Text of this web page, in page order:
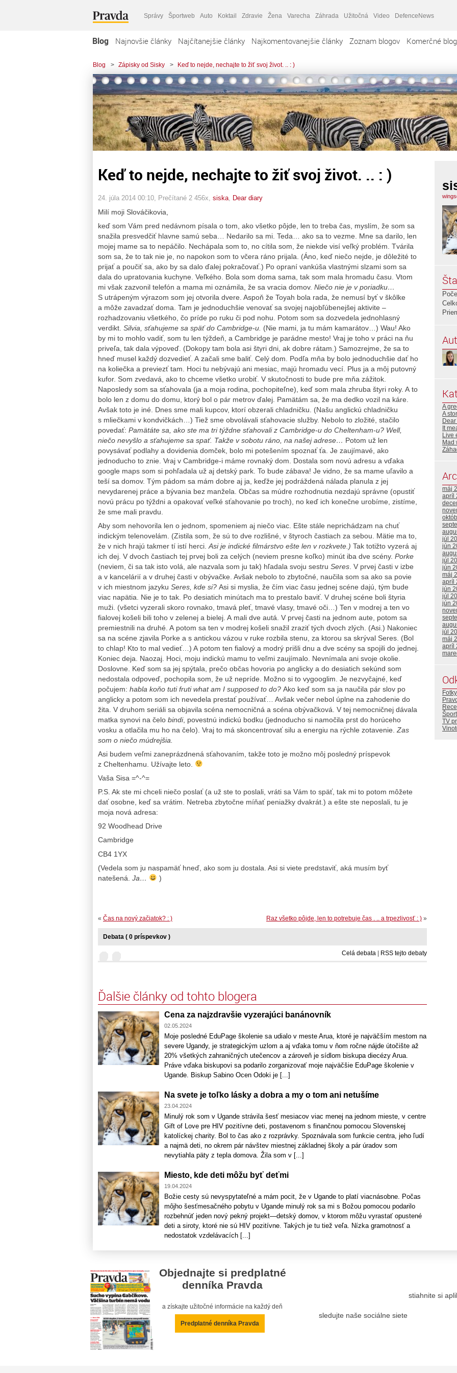
Správy Športweb Auto Koktail Zdravie Žena Varecha Záhrada Užitočná Video DefenceNews
Blog Najnovšie články Najčítanejšie články Najkomentovanejšie články Zoznam blogov Komerčné
Blog > Zápisky od Sisky > Keď to nejde, nechajte to žiť svoj život. .. : )
Keď to nejde, nechajte to žiť svoj život. .. : )
24. júla 2014 00:10 , Prečítané 2 456x, siska Dear diary
Milí moji Slováčikovia,
keď som Vám pred nedávnom písala o tom, ako všetko pôjde, len to treba čas, myslím, že som sa
snažila presvedčiť hlavne samú seba… Nedarilo sa mi. Teda… ako sa to vezme. Mne sa darilo, len
mojej mame sa to nepáčilo. Nechápala som to, no cítila som, že niekde visí veľký problém. Tvárila
som sa, že to tak nie je, no napokon som to včera ráno prijala. (Áno, keď niečo nejde, je dôležité to
prijať a poučiť sa, ako by sa dalo ďalej pokračovať.) Po opraní vankúša vlastnými slzami som sa
dala do upratovania kuchyne. Veľkého. Bola som doma sama, tak som mala hromadu času. Vtom
mi však zazvonil telefón a mama mi oznámila, že sa vracia domov. Niečo nie je v poriadku…
S utrápeným výrazom som jej otvorila dvere. Aspoň že Toyah bola rada, že nemusí byť v škôlke
a môže zavadzať doma. Tam je jednoduchšie venovať sa svojej najobľúbenejšej aktivite –
rozhadzovaniu všetkého, čo príde po ruku či pod nohu. Potom som sa dozvedela jednohlasný
verdikt. Silvia, sťahujeme sa späť do Cambridge-u. (Nie mami, ja tu mám kamarátov…) Wau! Ako
by mi to mohlo vadiť, som tu len týždeň, a Cambridge je parádne mesto! Vraj je toho v práci na ňu
priveľa, tak dala výpoveď. (Dokopy tam bola asi štyri dni, ak dobre rátam.) Samozrejme, že sa to
hneď musel každý dozvedieť. A začali sme baliť. Celý dom. Podľa mňa by bolo jednoduchšie dať ho
na koliečka a previezť tam. Hoci tu nebývajú ani mesiac, majú hromadu vecí. Plus ja a môj putovný
kufor. Som zvedavá, ako to chceme všetko urobiť. V skutočnosti to bude pre mňa zážitok.
Naposledy som sa sťahovala (ja a moja rodina, pochopiteľne), keď som mala zhruba štyri roky. A to
bolo len z domu do domu, ktorý bol o pár metrov ďalej. Pamätám sa, že ma dedko vozil na káre.
Avšak toto je iné. Dnes sme mali kupcov, ktorí obzerali chladničku. (Našu anglickú chladničku
s mliečkami v kondvičkách…) Tiež sme obvolávali sťahovacie služby. Nebolo to zložité, stačilo
povedať: Pamätáte sa, ako ste ma tri týždne sťahovali z Cambridge-u do Cheltenham-u? Well,
niečo nevyšlo a sťahujeme sa spať. Takže v sobotu ráno, na našej adrese… Potom už len
povysávať podlahy a dovidenia domček, bolo mi potešením spoznať ťa. Je zaujímavé, ako
jednoducho to znie. Vraj v Cambridge-i máme rovnaký dom. Dostala som novú adresu a vďaka
google maps som si pohľadala už aj detský park. To bude zábava! Je vidno, že sa mame uľavilo a
teší sa domov. Tým pádom sa mám dobre aj ja, keďže jej podráždená nálada planula z jej
nevydarenej práce a bývania bez manžela. Občas sa múdre rozhodnutia nezdajú správne (opustiť
novú prácu po týždni a opakovať veľké sťahovanie po troch), no keď ich konečne urobíme, zistíme,
že sme mali pravdu.
Aby som nehovorila len o jednom, spomeniem aj niečo viac. Ešte stále neprichádzam na chuť
indickým telenovelám. (Zistila som, že sú to dve rozlišné, v štyroch častiach za sebou. Mätie ma to,
že v nich hrajú takmer tí istí herci. Asi je indické filmárstvo ešte len v rozkvete.) Tak totižto vyzerá aj
ich dej. V dvoch častiach tej prvej boli za celých (neviem presne koľko) minút iba dve scény. Porke
(neviem, či sa tak isto volá, ale nazvala som ju tak) hľadala svoju sestru Seres . V prvej časti v izbe
a v kancelárií a v druhej časti v obývačke. Avšak nebolo to zbytočné, naučila som sa ako sa povie
v ich miestnom jazyku Seres, kde si? Asi si myslia, že čím viac času jednej scéne dajú, tým bude
viac napätia. Nie je to tak. Po desiatich minútach ma to prestalo baviť. V druhej scéne boli štyria
muži. (všetci vyzerali skoro rovnako, tmavá pleť, tmavé vlasy, tmavé oči…) Ten v modrej a ten vo
fialovej košeli bili toho v zelenej a bielej. A mali dve autá. V prvej časti na jednom aute, potom sa
premiestnili na druhé. A potom sa ten v modrej košeli snažil zraziť tých dvoch zlých. (Asi.) Nakoniec
sa na scéne zjavila Porke a s antickou vázou v ruke rozbila stenu, za ktorou sa skrýval Seres. (Bol
to chlap! Kto to mal vedieť…) A potom ten fialový a modrý prišli dnu a dve scény sa spojili do jednej.
Koniec deja. Naozaj. Hoci, moju indickú mamu to veľmi zaujímalo. Nevnímala ani svoje okolie.
Doslovne. Keď som sa jej spýtala, prečo občas hovoria po anglicky a do desiatich sekúnd som
nedostala odpoveď, pochopila som, že už nepríde. Možno si to vygooglim. Je nezvyčajné, keď
počujem: habla koňo tuti fruti what am I supposed to do? Ako keď som sa ja naučila pár slov po
anglicky a potom som ich nevedela prestať používať… Avšak večer nebol úplne na zahodenie do
žita. V druhom seriáli sa objavila scéna nemocničná a scéna obývačková. V tej nemocničnej dávala
matka synovi na čelo bindi, povestnú indickú bodku (jednoducho si namočila prst do horúceho
vosku a otlačila mu ho na čelo). Vraj to má skoncentrovať silu a energiu na rýchle zotavenie. Zas
som o niečo múdrejšia.
Asi budem veľmi zaneprázdnená sťahovaním, takže toto je možno môj posledný príspevok
z Cheltenhamu. Užívajte leto.
Vaša Sisa =^-^=
P.S. Ak ste mi chceli niečo poslať (a už ste to poslali, vráti sa Vám to späť, tak mi to potom môžete
dať osobne, keď sa vrátim. Netreba zbytočne míňať peniažky dvakrát.) a ešte ste neposlali, tu je
moja nová adresa:
92 Woodhead Drive
Cambridge
CB4 1YX
(Vedela som ju naspamäť hneď, ako som ju dostala. Asi si viete predstaviť, aká musím byť
natešená. Ja… )
Raz všetko pôjde, len to potrebuje čas . .. a trpezlivosť : ) »
« Čas na nový začiatok? : )
Debata ( 0 príspevkov )
Celá debata RSS tejto debaty
Ďalšie články od tohto blogera
Cena za najzdravšie vyzerajúci banánovník
02.05.2024
Moje posledné EduPage školenie sa udialo v meste Arua, ktoré je najväčším mestom na
severe Ugandy, je strategickým uzlom a aj vďaka tomu v ňom ročne nájde útočište až
20% všetkých zahraničných utečencov a zároveň je sídlom biskupa diecézy Arua.
Práve vďaka biskupovi sa podarilo zorganizovať moje najväčšie EduPage školenie v
Ugande. Biskup Sabino Ocen Odoki je [...]
Na svete je toľko lásky a dobra a my o tom ani netušíme
23.04.2024
Minulý rok som v Ugande strávila šesť mesiacov viac menej na jednom mieste, v centre
Gift of Love pre HIV pozitívne deti, postavenom s finančnou pomocou Slovenskej
katolíckej charity. Bol to čas ako z rozprávky. Spoznávala som funkcie centra, jeho ľudí
a najmä deti, no okrem pár návštev miestnej základnej školy a pár úradov som
nevytiahla päty z tepla domova. Žila som v [...]
Miesto, kde deti môžu byť deťmi
19.04.2024
Božie cesty sú nevyspytateľné a mám pocit, že v Ugande to platí viacnásobne. Počas
môjho šesťmesačného pobytu v Ugande minulý rok sa mi s Božou pomocou podarilo
rozbehnúť jeden nový pekný projekt—detský domov, v ktorom môžu vyrastať opustené
deti a siroty, ktoré nie sú HIV pozitívne. Takých je tu tiež veľa. Nízka gramotnosť a
nedostatok vzdelávacích [...]
A
A
It
Live
Mad
máj
apríl
júl
jún
júl
jún
máj
apríl
jún
júl
jún
júl
máj
apríl
Fotky
Šport
TV
Objednajte si predplatné
denníka Pravda
a získajte užitočné informácie na každý deň
Predplatné denníka Pravda
sledujte naše sociálne siete
stiahnite si